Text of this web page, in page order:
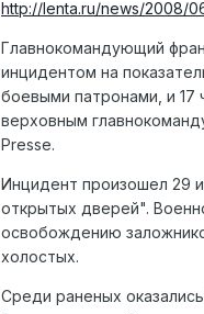
http://lenta.ru/news/2008/
Главнокомандующий
инцидентом на
боевыми патронами, и 17
верховным
Presse.
Инцидент произошел 29
открытых дверей".
освобождению
холостых.
Среди раненых